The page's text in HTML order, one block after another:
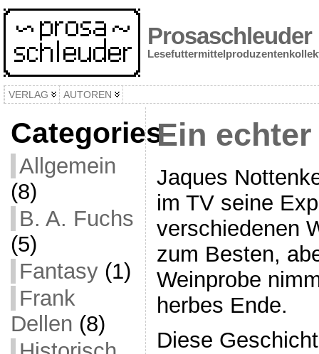
Prosaschleuder
VERLAG AUTOREN
Categories
Allgemein
(8)
B. A. Fuchs
(5)
Fantasy(1)
Frank
Dellen (8)
Ein
Jaques
im TV seine
verschiedenen
zum Besten,
Weinprobe
herbes Ende.
Diese